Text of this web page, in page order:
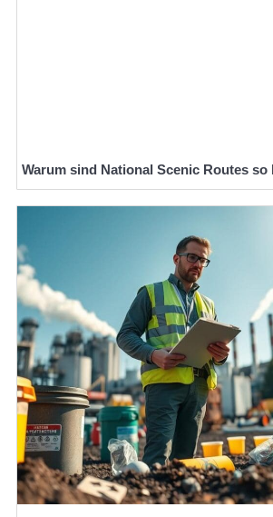
Warum sind National Scenic Routes so